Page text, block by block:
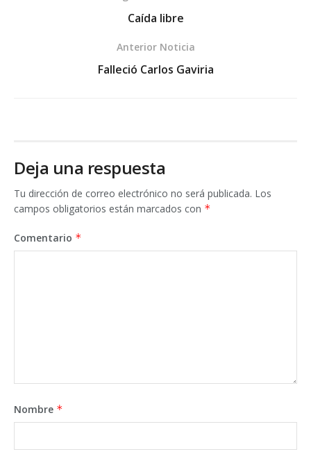
Caída libre
Anterior Noticia
Falleció Carlos Gaviria
Deja una respuesta
Tu dirección de correo electrónico no será publicada. Los
campos obligatorios están marcados con *
Comentario *
Nombre *